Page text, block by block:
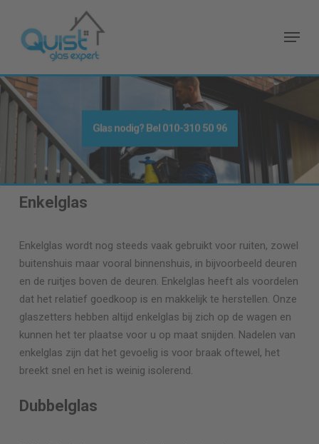
main
Menu
Glas nodig? Bel 010-310 50 96
Enkelglas
Enkelglas wordt nog steeds vaak gebruikt voor ruiten, zowel
buitenshuis maar vooral binnenshuis, in bijvoorbeeld deuren
en de ruitjes boven de deuren. Enkelglas heeft als voordelen
dat het relatief goedkoop is en makkelijk te herstellen. Onze
glaszetters hebben altijd enkelglas bij zich op de wagen en
kunnen het ter plaatse voor u op maat snijden. Nadelen van
enkelglas zijn dat het gevoelig is voor braak oftewel, het
breekt snel en het is weinig isolerend.
Dubbelglas